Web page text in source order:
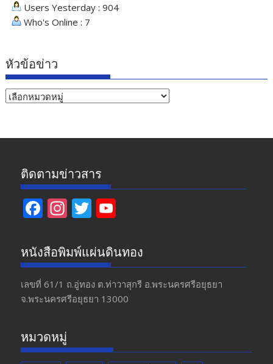
Users Yesterday : 904
Who's Online : 7
หัวข้อข่าว
หัวข้อ
ติดตามข่าวสาร
F
e
b
o
o
In
a
gr
a
m
T
itt
er
u
T
u
b
หนังสือพิมพ์แผ่นดินทอง
เลขที่ 61/1 ถ.อู่ทอง​ ต.​ท่าวาสุกรี​ อ.พระนครศรีอยุธยา​
จ.พระนครศรีอยุธยา 13000
หมวดหมู่